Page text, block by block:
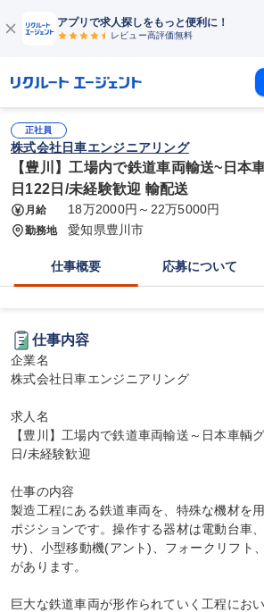
アプリで求人探しをもっと便利に！
レビュー高評価無料
正社員
株式会社日車エンジニアリング
【豊川】工場内で鉄道車両輸送~日本
日122日/未経験歓迎 輸配送
月給 18万2000円～22万5000円
勤務地 愛知県豊川市
仕事概要 応募について
仕事内容
企業名
株式会社日車エンジニアリング
求人名
【豊川】工場内で鉄道車両輸送～日本車輌
日/未経験歓迎
仕事の内容
製造工程にある鉄道車両を、特殊な機材を
ポジションです。操作する器材は電動台車
サ)、小型移動機(アント)、フォークリフト
があります。
巨大な鉄道車両が形作られていく工程にお